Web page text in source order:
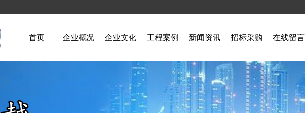
首页 企业概况 企业文化 工程案例 新闻资讯 招标采购 在线留言